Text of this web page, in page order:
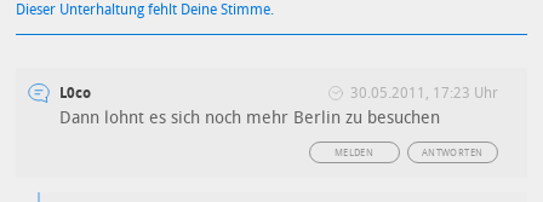
Dieser Unterhaltung fehlt Deine Stimme.
L0co 30.05.2011, 17:23 Uhr
Dann lohnt es sich noch mehr Berlin zu besuchen
ANTWORTEN
MELDEN